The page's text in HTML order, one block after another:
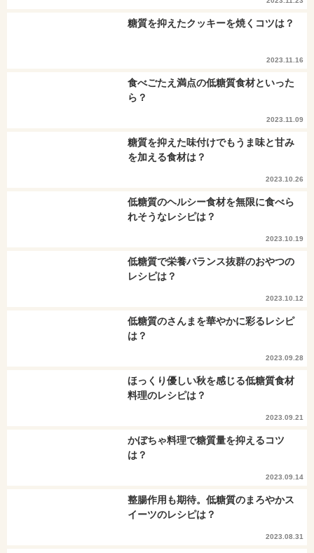
糖質を抑えたクッキーを焼くコツは？
2023.11.16
食べごたえ満点の低糖質食材といった
ら？
2023.11.09
糖質を抑えた味付けでもうま味と甘み
を加える食材は？
2023.10.26
低糖質のヘルシー食材を無限に食べら
れそうなレシピは？
2023.10.19
低糖質で栄養バランス抜群のおやつの
レシピは？
2023.10.12
低糖質のさんまを華やかに彩るレシピ
は？
2023.09.28
ほっくり優しい秋を感じる低糖質食材
料理のレシピは？
2023.09.21
かぼちゃ料理で糖質量を抑えるコツ
は？
2023.09.14
整腸作用も期待。低糖質のまろやかス
イーツのレシピは？
2023.08.31